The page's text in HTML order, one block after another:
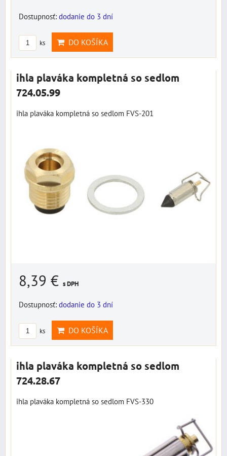
Dostupnosť: dodanie do 3 dní
ks DO KOŠÍKA
ihla plaváka kompletná so sedlom
724.05.99
ihla plaváka kompletná so sedlom FVS-201
8,39 € s DPH
Dostupnosť: dodanie do 3 dní
ks DO KOŠÍKA
ihla plaváka kompletná so sedlom
724.28.67
ihla plaváka kompletná so sedlom FVS-330